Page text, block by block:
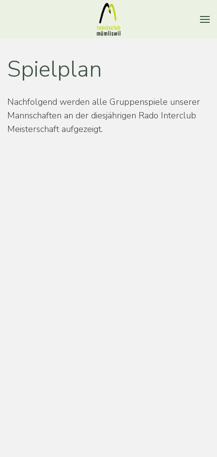
Spielplan
Nachfolgend werden alle Gruppenspiele unserer
Mannschaften an der diesjährigen Rado Interclub
Meisterschaft aufgezeigt.